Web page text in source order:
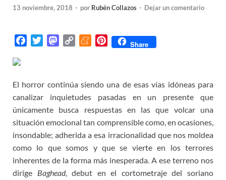
13 noviembre, 2018 - por Rubén Collazos - Dejar un comentario
b
o
o
k
r
M
o
d
o
n
L
i
n
k
M
a
e
P
e
r
e
s
t
Share
El horror continúa siendo una de esas vías idóneas para
canalizar inquietudes pasadas en un presente que
únicamente busca respuestas en las que volcar una
situación emocional tan comprensible como, en ocasiones,
insondable; adherida a esa irracionalidad que nos moldea
como lo que somos y que se vierte en los terrores
inherentes de la forma más inesperada. A ese terreno nos
dirige Baghead, debut en el cortometraje del soriano